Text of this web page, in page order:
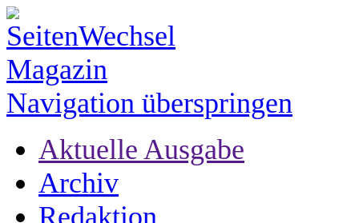
Navigation überspringen
Aktuelle Ausgabe
Archiv
Redaktion